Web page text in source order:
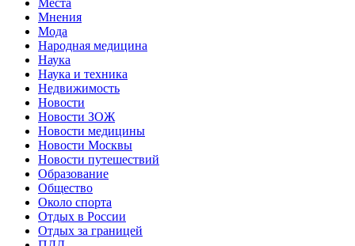
Мнения
Мода
Народная медицина
Наука
Наука и техника
Недвижимость
Новости
Новости ЗОЖ
Новости медицины
Новости Москвы
Новости путешествий
Образование
Общество
Около спорта
Отдых в России
Отдых за границей